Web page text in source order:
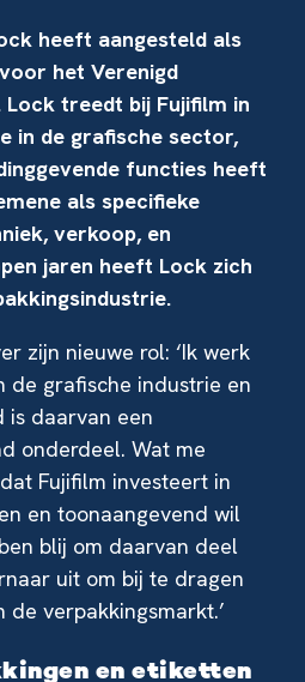
heeft aangesteld als
het Verenigd
treedt bij Fujifilm in
in de grafische sector,
functies heeft
als specifieke
verkoop, en
jaren heeft Lock zich
zijn nieuwe rol: ‘Ik werk
de grafische industrie en
is daarvan een
onderdeel. Wat me
Fujifilm investeert in
en toonaangevend wil
blij om daarvan deel
uit om bij te dragen
de verpakkingsmarkt.’
en etiketten